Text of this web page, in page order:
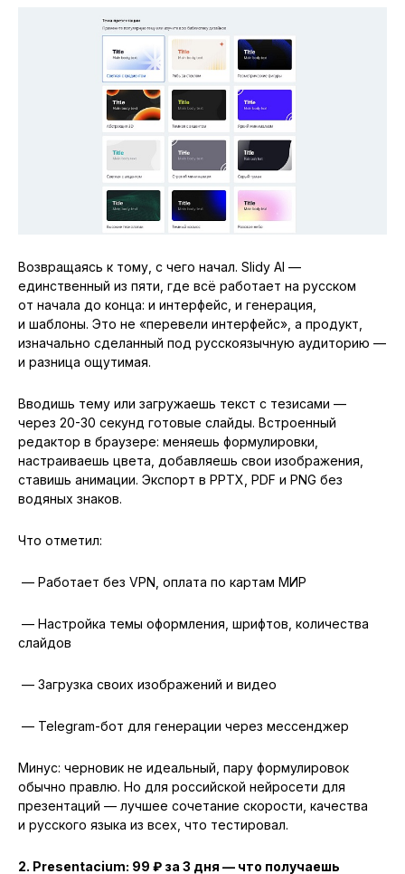
Возвращаясь к тому, с чего начал. Slidy AI —
единственный из пяти, где всё работает на русском
от начала до конца: и интерфейс, и генерация,
и шаблоны. Это не «перевели интерфейс», а продукт,
изначально сделанный под русскоязычную аудиторию —
и разница ощутимая.
Вводишь тему или загружаешь текст с тезисами —
через 20-30 секунд готовые слайды. Встроенный
редактор в браузере: меняешь формулировки,
настраиваешь цвета, добавляешь свои изображения,
ставишь анимации. Экспорт в PPTX, PDF и PNG без
водяных знаков.
Что отметил:
— Работает без VPN, оплата по картам МИР
— Настройка темы оформления, шрифтов, количества
слайдов
— Загрузка своих изображений и видео
— Telegram-бот для генерации через мессенджер
Минус: черновик не идеальный, пару формулировок
обычно правлю. Но для российской нейросети для
презентаций — лучшее сочетание скорости, качества
и русского языка из всех, что тестировал.
2. Presentacium: 99 ₽ за 3 дня — что получаешь